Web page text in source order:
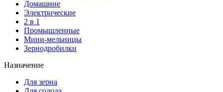
Домашние
Электрические
2 в 1
Промышленные
Мини-мельницы
Зернодробилки
Назначение
Для зерна